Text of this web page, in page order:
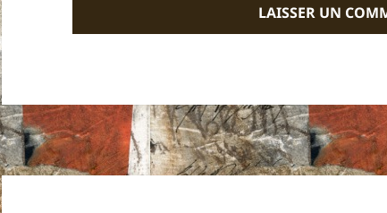
Navigation